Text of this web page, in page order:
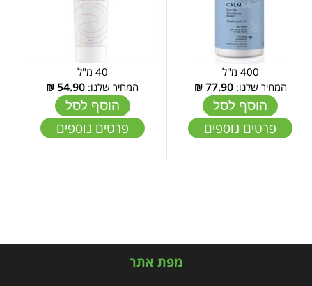
400 מ"ל
המחיר שלנו:77.90
₪
הוסף לסל
פרטים נוספים
40 מ"ל
המחיר שלנו: 54.90
₪
הוסף לסל
פרטים נוספים
מפת אתר